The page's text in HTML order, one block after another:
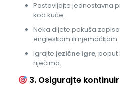
Postavljajte jednostavna
kod kuće.
Neka dijete pokuša
engleskom ili njemačkom.
Igrajte jezične igre, poput
riječima.
3. Osigurajte